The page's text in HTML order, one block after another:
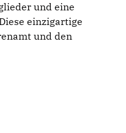
und eine
einzigartige
und den